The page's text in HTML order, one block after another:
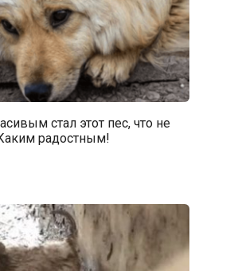
стал этот пес, что не
радостным!